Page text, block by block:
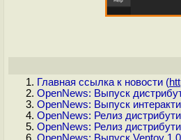
Главная ссылка к новости (
OpenNews: Выпуск
OpenNews: Выпуск
OpenNews: Релиз
OpenNews: Релиз